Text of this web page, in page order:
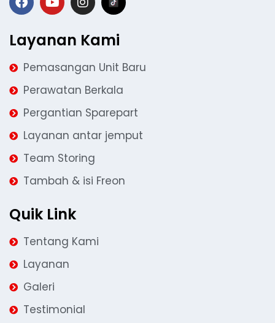
Layanan Kami
Pemasangan Unit Baru
Perawatan Berkala
Pergantian Sparepart
Layanan antar jemput
Team Storing
Tambah & isi Freon
Quik Link
Tentang Kami
Layanan
Galeri
Testimonial